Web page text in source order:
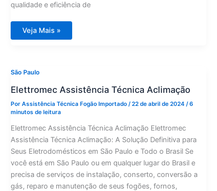
qualidade e eficiência de
Elettromec
Assistência
Veja Mais »
São Paulo
Elettromec Assistência Técnica Aclimação
PorAssistência Técnica Fogão Importado/22 de abril de 2024/6
minutos de leitura
Elettromec Assistência Técnica Aclimação Elettromec
Assistência Técnica Aclimação: A Solução Definitiva para
Seus Eletrodomésticos em São Paulo e Todo o Brasil Se
você está em São Paulo ou em qualquer lugar do Brasil e
precisa de serviços de instalação, conserto, conversão a
gás, reparo e manutenção de seus fogões, fornos,